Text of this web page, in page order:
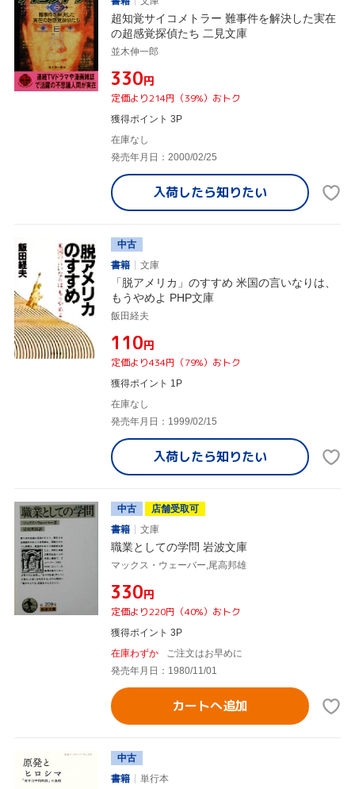
超知覚サイコメトラー 難事件を解決した実在
の超感覚探偵たち 二見文庫
並木伸一郎
¥330円
定価より214円（39%）おトク
獲得ポイント 3P
在庫なし
発売年月日：2000/02/25
入荷したら知りたい
中古
書籍
文庫
「脱アメリカ」のすすめ 米国の言いなりは、
もうやめよ PHP文庫
飯田経夫
¥110円
定価より434円（79%）おトク
獲得ポイント 1P
在庫なし
発売年月日：1999/02/15
入荷したら知りたい
中古
店舗受取可
書籍
文庫
職業としての学問 岩波文庫
マックス・ウェーバー,尾高邦雄
¥330円
定価より220円（40%）おトク
獲得ポイント 3P
在庫わずか
ご注文はお早めに
発売年月日：1980/11/01
カートへ追加
中古
書籍
単行本